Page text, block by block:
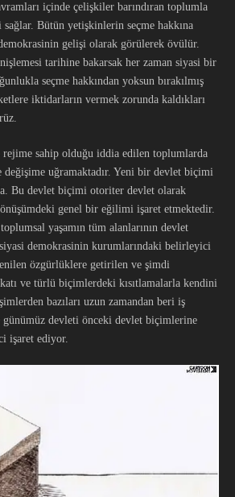
içinde çelişkiler barındıran toplumla
Bütün yetişkinlerin seçme hakkına
gelişi olarak görülerek övülür.
tarihine bakarsak her zaman siyasi bir
seçme hakkından yoksun bırakılmış
iktidarların vermek zorunda kaldıkları
sahip olduğu iddia edilen toplumlarda
uğramaktadır. Yeni bir devlet biçimi
Bu devlet biçimi otoriter devlet olarak
genel bir eğilimi işaret etmektedir.
yaşamın tüm alanlarının devlet
siyasi demokrasinin kurumlarındaki belirleyici
özgürlüklere getirilen ve şimdi
ve türlü biçimlerdeki kısıtlamalarla kendini
bazıları uzun zamandan beri iş
günümüz devleti önceki devlet biçimlerine
işaret ediyor.